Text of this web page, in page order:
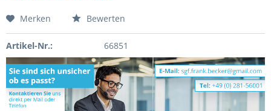
Merken Bewerten
Artikel-Nr.: 66851